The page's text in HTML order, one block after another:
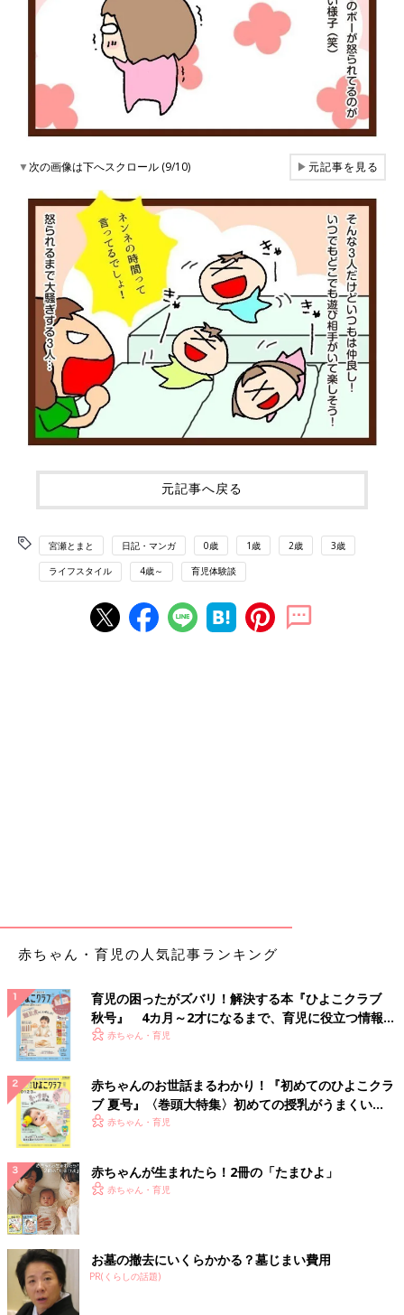
▼次の画像は下へスクロール (9/10) ▶元記事を見る
元記事へ戻る
宮瀬とまと 日記・マンガ 0歳 1歳 2歳 3歳
ライフスタイル 4歳～ 育児体験談
赤ちゃん・育児の人気記事ランキング
育児の困ったがズバリ！解決する本『ひよこクラブ
秋号』 4カ月～2才になるまで、育児に役立つ情報が
いっぱい！
赤ちゃん・育児
赤ちゃんのお世話まるわかり！『初めてのひよこクラ
ブ 夏号』〈巻頭大特集〉初めての授乳がうまくい
く！ おっぱい・ミルクの基本と夏のトラブル 解決テ
赤ちゃん・育児
赤ちゃんが生まれたら！2冊の「たまひよ」
赤ちゃん・育児
お墓の撤去にいくらかかる？墓じまい費用
PR(くらしの話題)